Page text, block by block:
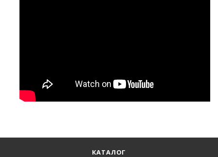
КАТАЛОГ